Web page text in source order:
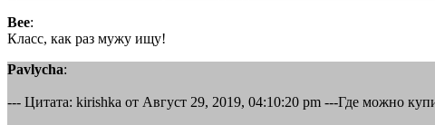
Bee:
Класс, как раз мужу ищу!
Pavlycha:
--- Цитата: kirishka от Август 29, 2019, 04:10:20 pm ---Где можно